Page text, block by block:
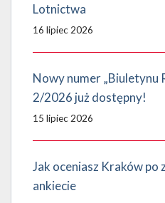
Lotnictwa
16 lipiec 2026
Nowy numer „Biuletynu
2/2026 już dostępny!
15 lipiec 2026
Jak oceniasz Kraków po
ankiecie